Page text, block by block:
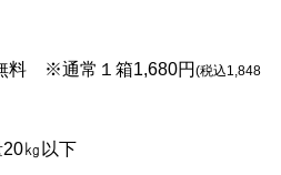
料 ※通常１箱1,680円(税込1,848
20㎏以下